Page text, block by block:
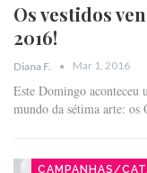
Os vestidos
2016!
Diana F. Mar 1, 2016
Este Domingo aconteceu
mundo da sétima arte: